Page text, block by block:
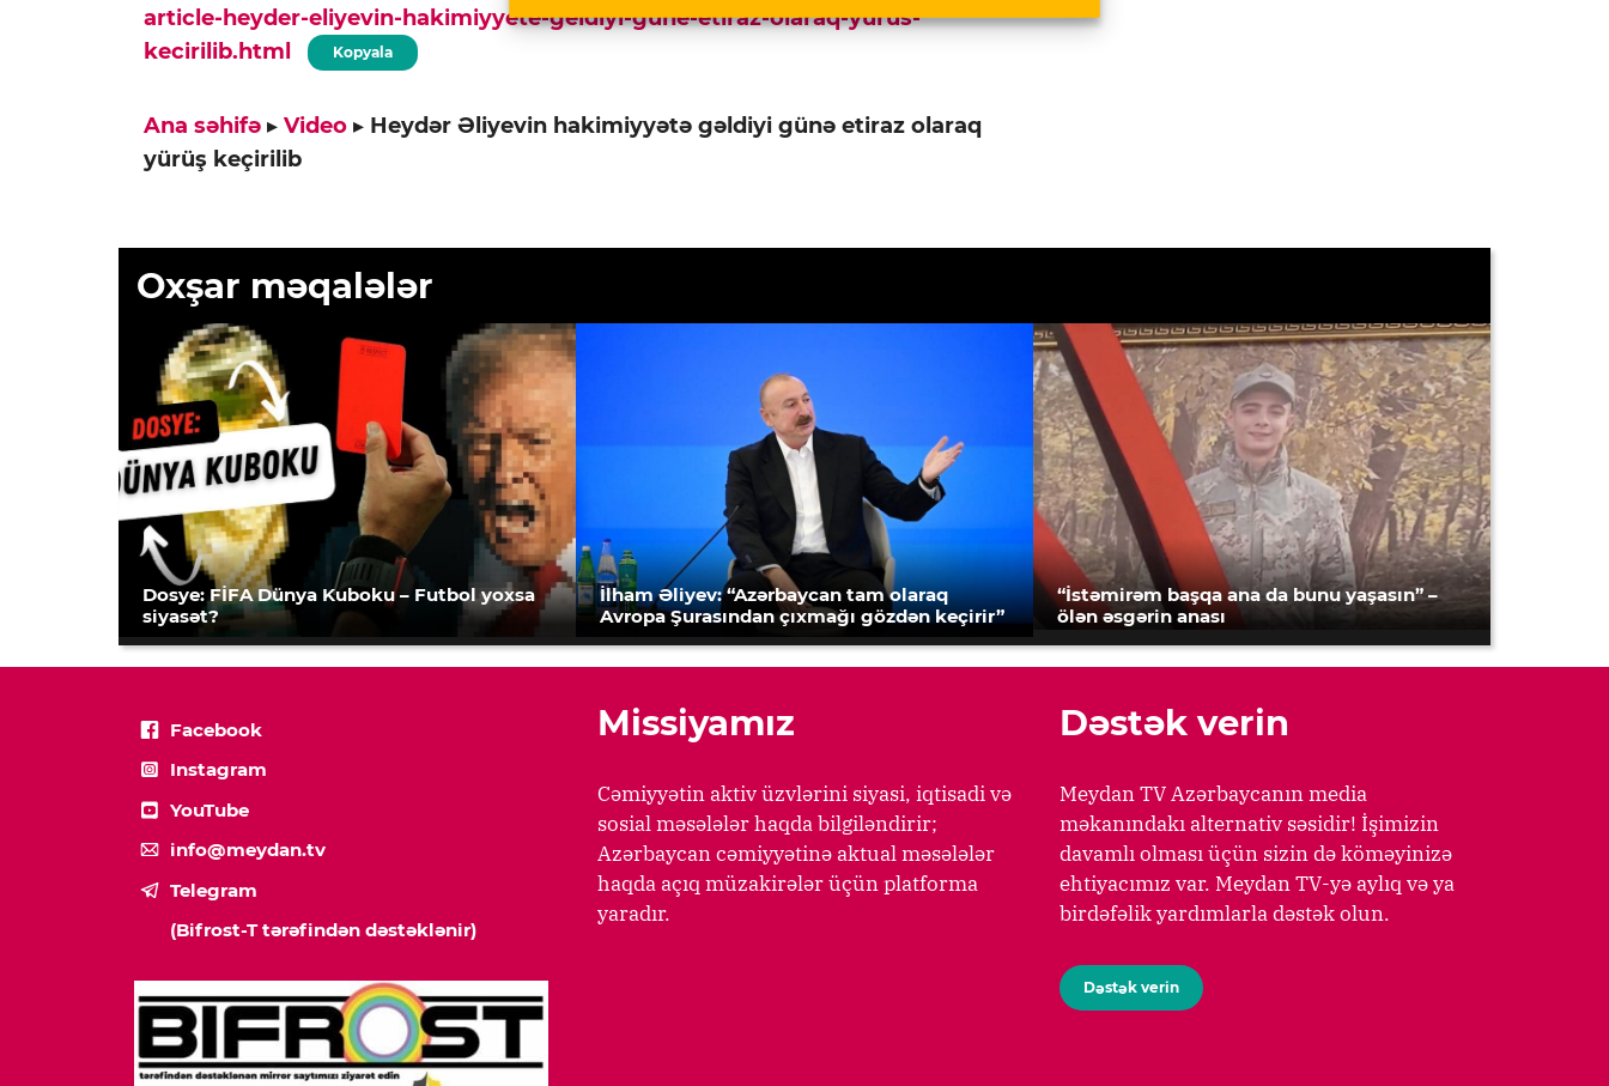
article-heyder-eliyevin-hakimiyyete-geldiyi-gune-etiraz-olaraq-yurus-
kecirilib.html
Kopyala
Ana səhifə ▸ Video ▸ Heydər Əliyevin hakimiyyətə gəldiyi günə etiraz olaraq
yürüş keçirilib
Oxşar məqalələr
Dosye: FİFA Dünya Kuboku – Futbol yoxsa
siyasət?
İlham Əliyev: “Azərbaycan tam olaraq
Avropa Şurasından çıxmağı gözdən keçirir”
“İstəmirəm başqa ana da bunu yaşasın” –
ölən əsgərin anası
Facebook
Instagram
YouTube
info@meydan.tv
Telegram
(Bifrost-T tərəfindən dəstəklənir)
Missiyamız
Cəmiyyətin aktiv üzvlərini siyasi, iqtisadi və
sosial məsələlər haqda bilgiləndirir;
Azərbaycan cəmiyyətinə aktual məsələlər
haqda açıq müzakirələr üçün platforma
yaradır.
Dəstək verin
Meydan TV Azərbaycanın media
məkanındakı alternativ səsidir! İşimizin
davamlı olması üçün sizin də köməyinizə
ehtiyacımız var. Meydan TV-yə aylıq və ya
birdəfəlik yardımlarla dəstək olun.
Dəstək verin